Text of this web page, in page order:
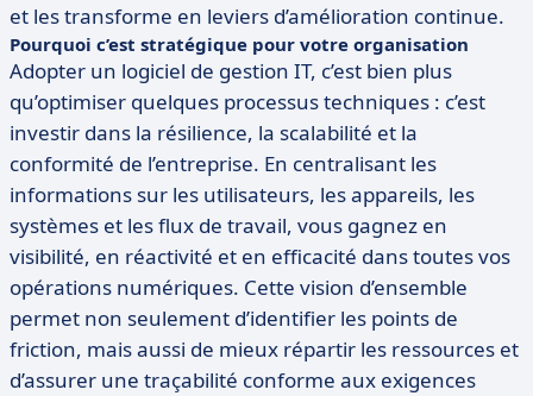
et les transforme en leviers d’amélioration continue.
Pourquoi c’est stratégique pour votre organisation
Adopter un logiciel de gestion IT, c’est bien plus
qu’optimiser quelques processus techniques : c’est
investir dans la résilience, la scalabilité et la
conformité de l’entreprise. En centralisant les
informations sur les utilisateurs, les appareils, les
systèmes et les flux de travail, vous gagnez en
visibilité, en réactivité et en efficacité dans toutes vos
opérations numériques. Cette vision d’ensemble
permet non seulement d’identifier les points de
friction, mais aussi de mieux répartir les ressources et
d’assurer une traçabilité conforme aux exigences